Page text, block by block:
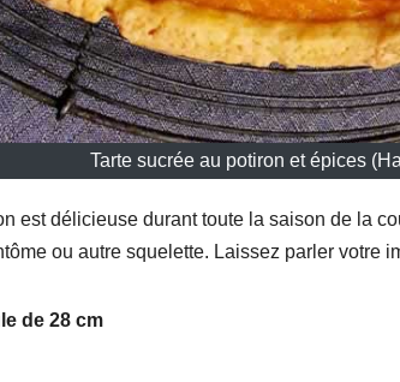
Tarte sucrée au potiron et épices
est délicieuse durant toute la saison de la
ou autre squelette. Laissez parler votre
de 28 cm